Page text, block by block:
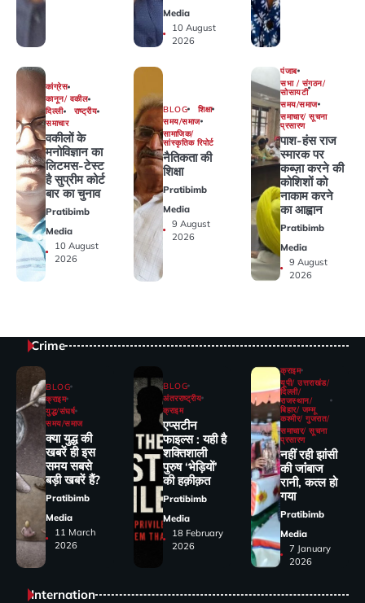
Media
10 August
2026
कांग्रेस
कानून/ वकील
दिल्ली
राष्ट्रीय
समाचार
वकीलों के
मनोविज्ञान का
लिटमस-टेस्‍ट
है सुप्रीम कोर्ट
बार का चुनाव
Pratibimb
Media
10 August
2026
BLOG
शिक्षा
समय/समाज
सामाजिक/
सांस्कृतिक रिपोर्ट
नैतिकता की
शिक्षा
Pratibimb
Media
9 August
2026
पंजाब
सभा / संगठन/
सोसायटी
समय/समाज
समाचार/ सूचना
प्रसारण
पाश-हंस राज
स्मारक पर
कब्ज़ा करने की
कोशिशों को
नाकाम करने
का आह्वान
Pratibimb
Media
9 August
2026
Crime
BLOG
क्राइम
युद्ध/संघर्ष
समय/समाज
क्या युद्ध की
खबरें ही इस
समय सबसे
बड़ी खबरें हैं?
Pratibimb
Media
11 March
2026
BLOG
अंतरराष्ट्रीय
क्राइम
एप्सटीन
फाइल्स : यही है
शक्तिशाली
पुरुष ‘भेड़ियों’
की हक़ीक़त
Pratibimb
Media
18 February
2026
क्राइम
यूपी/ उत्तराखंड/
दिल्ली/
राजस्थान/
बिहार/ जम्मू
कश्मीर/ गुजरात/
समाचार/ सूचना
प्रसारण
नहीं रही झांसी
की जांंबाज
रानी, कत्‍ल हो
गया
Pratibimb
Media
7 January
2026
Internation